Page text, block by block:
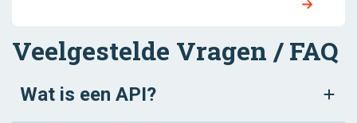
Veelgestelde Vragen / FAQ
Wat is een API?